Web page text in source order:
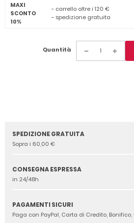
MAXI
SCONTO
10%
- carrello oltre i 120 €
- spedizione gratuita
Quantità
SPEDIZIONE GRATUITA
Sopra i 60,00 €
CONSEGNA ESPRESSA
in 24/48h
PAGAMENTI SICURI
Paga con PayPal, Carta di Credito,